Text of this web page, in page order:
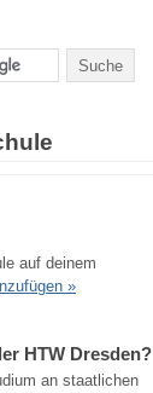
auf deinem
»
HTW Dresden?
an staatlichen